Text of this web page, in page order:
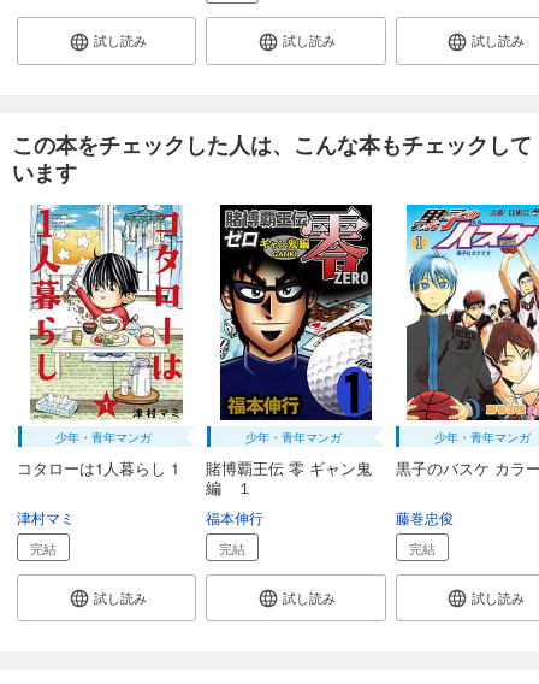
試し読み 試し読み 試し読み
この本をチェックした人は、こんな本もチェックして
います
少年・青年マンガ
コタローは1人暮らし 1
津村マミ
完結
試し読み
少年・青年マンガ
賭博覇王伝 零 ギャン鬼
編 １
福本伸行
完結
試し読み
少年・青年マンガ
黒子のバスケ カラ
藤巻忠俊
完結
試し読み